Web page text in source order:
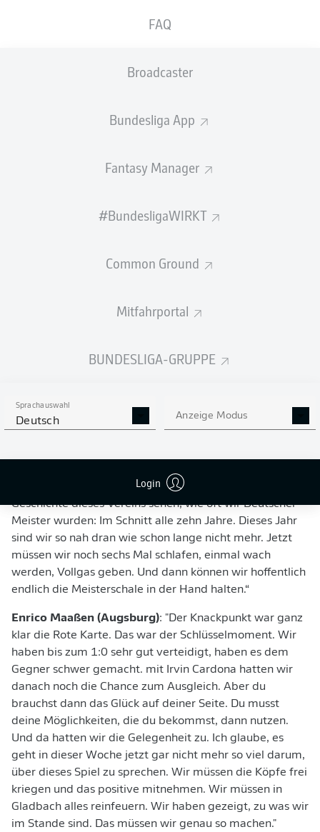
FAQ
Broadcaster
Bundesliga App
Fantasy Manager
#BundesligaWIRKT
Common Ground
Mitfahrportal
BUNDESLIGA-GRUPPE
Sprachauswahl
Deutsch Anzeige Modus
Login
Xabi Alonso (Leverkusen): "Die ersten zwei Tore haben
Halbzeit war ich nicht zufrieden. Wir haben zwei große
sein. Wir hatten genug Chancen, ein drittes Tor zu
erste Tor war ein Geschenk - und das zweite auch."
Leverkusen war in Physis und Tempo überlegen. Ich fand
Aber ich bin richtig stolz auf die Reaktion meiner
Ausgleich mehr als verdient haben. Da musst du schon
Europas, die 2:0 in Führung ist zur Pause. Das ganze
auch mit dem Punktgewinn."
überhaupt in diese Situation kommen. Man muss die
Geschichte dieses Vereins sehen, wie oft wir Deutscher
Meister wurden: Im Schnitt alle zehn Jahre. Dieses Jahr
sind wir so nah dran wie schon lange nicht mehr. Jetzt
müssen wir noch sechs Mal schlafen, einmal wach
werden, Vollgas geben. Und dann können wir hoffentlich
endlich die Meisterschale in der Hand halten.“
Enrico Maaßen (Augsburg): "Der Knackpunkt war ganz
klar die Rote Karte. Das war der Schlüsselmoment. Wir
haben bis zum 1:0 sehr gut verteidigt, haben es dem
Gegner schwer gemacht. mit Irvin Cardona hatten wir
danach noch die Chance zum Ausgleich. Aber du
brauchst dann das Glück auf deiner Seite. Du musst
deine Möglichkeiten, die du bekommst, dann nutzen.
Und da hatten wir die Gelegenheit zu. Ich glaube, es
geht in dieser Woche jetzt gar nicht mehr so viel darum,
über dieses Spiel zu sprechen. Wir müssen die Köpfe frei
kriegen und das positive mitnehmen. Wir müssen in
Gladbach alles reinfeuern. Wir haben gezeigt, zu was wir
im Stande sind. Das müssen wir genau so machen."